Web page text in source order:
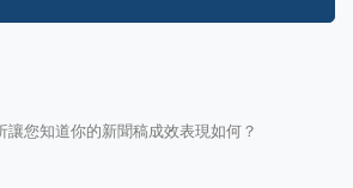
您知道你的新聞稿成效表現如何？